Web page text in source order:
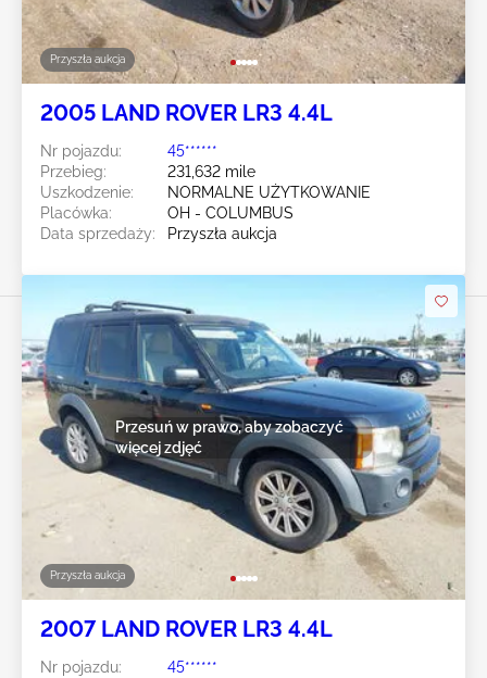
Przyszła aukcja
2005 LAND ROVER LR3 4.4L
Nr pojazdu:
45******
Przebieg:
231,632 mile
Uszkodzenie:
NORMALNE UŻYTKOWANIE
Placówka:
OH - COLUMBUS
Data sprzedaży:
Przyszła aukcja
Przyszła aukcja
Przesuń w prawo, aby zobaczyć
więcej zdjęć
2007 LAND ROVER LR3 4.4L
Nr pojazdu:
45******